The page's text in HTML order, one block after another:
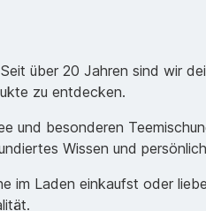
über 20 Jahren sind wir
zu entdecken.
und besonderen
Wissen und
im Laden einkaufst oder